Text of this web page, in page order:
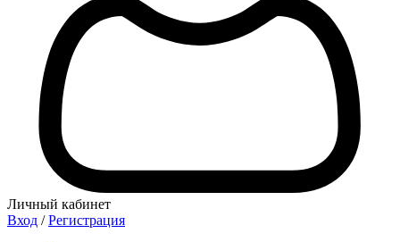
Личный кабинет
Вход / Регистрация